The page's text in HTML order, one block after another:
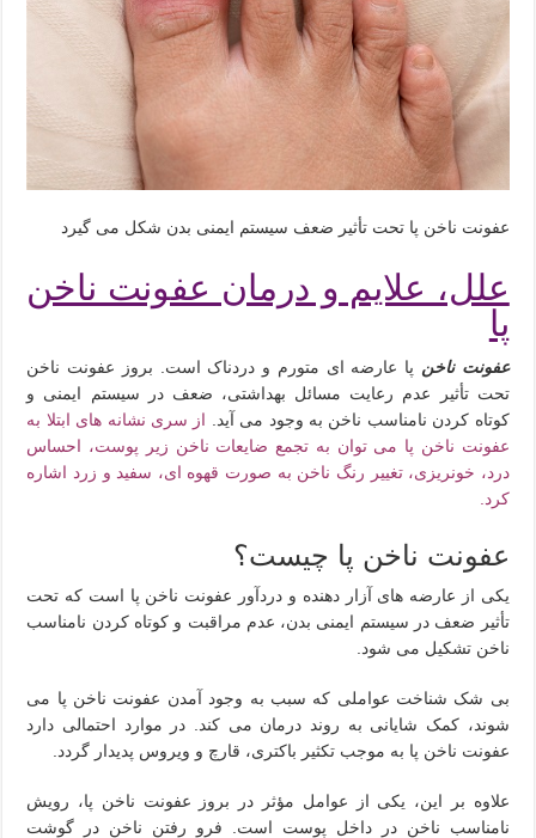
عفونت ناخن پا تحت تأثیر ضعف سیستم ایمنی بدن شکل می گیرد
علل، علایم و درمان عفونت ناخن
پا
عفونت ناخن پا عارضه ای متورم و دردناک است. بروز عفونت ناخن
تحت تأثیر عدم رعایت مسائل بهداشتی، ضعف در سیستم ایمنی و
کوتاه کردن نامناسب ناخن به وجود می آید. از سری نشانه های ابتلا به
عفونت ناخن پا می توان به تجمع ضایعات ناخن زیر پوست، احساس
درد، خونریزی، تغییر رنگ ناخن به صورت قهوه ای، سفید و زرد اشاره
کرد.
عفونت ناخن پا چیست؟
یکی از عارضه های آزار دهنده و دردآور عفونت ناخن پا است که تحت
تأثیر ضعف در سیستم ایمنی بدن، عدم مراقبت و کوتاه کردن نامناسب
ناخن تشکیل می شود.
بی شک شناخت عواملی که سبب به وجود آمدن عفونت ناخن پا می
شوند، کمک شایانی به روند درمان می کند. در موارد احتمالی دارد
عفونت ناخن پا به موجب تکثیر باکتری، قارچ و ویروس پدیدار گردد.
علاوه بر این، یکی از عوامل مؤثر در بروز عفونت ناخن پا، رویش
نامناسب ناخن در داخل پوست است. فرو رفتن ناخن در گوشت